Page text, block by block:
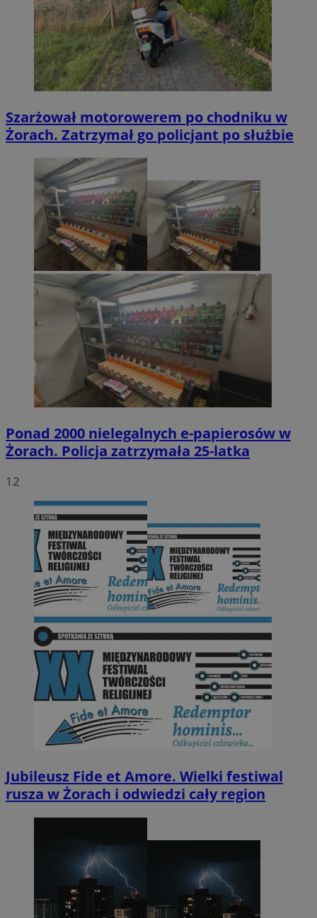
Szarżował motorowerem po chodniku w
Żorach. Zatrzymał go policjant po służbie
Ponad 2000 nielegalnych e-papierosów w
Żorach. Policja zatrzymała 25-latka
12
Jubileusz Fide et Amore. Wielki festiwal
rusza w Żorach i odwiedzi cały region